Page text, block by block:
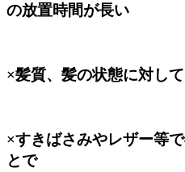
の放置時間が長い
×髪質、髪の状態に対し
×すきばさみやレザー等
とで